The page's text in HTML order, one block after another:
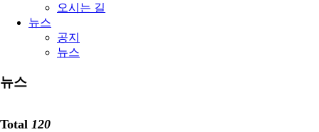
오시는 길
뉴스
공지
뉴스
뉴스
Total 120